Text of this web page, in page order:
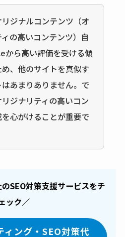
ジナルコンテンツ（オ
の高いコンテンツ）自
から高い評価を受ける傾
、他のサイトを真似す
あまりありません。で
ジナリティの高いコン
心がけることが重要で
SEO対策支援サービスをチ
ック／
ィング・SEO対策代